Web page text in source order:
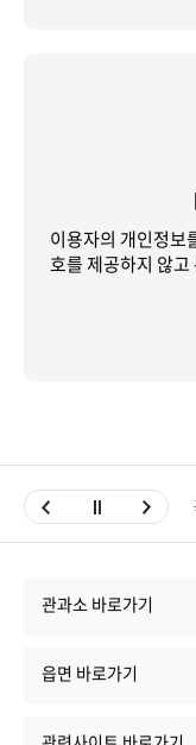
이용자의 개인정보
호를 제공하지 않고
관과소 바로가기
읍면 바로가기